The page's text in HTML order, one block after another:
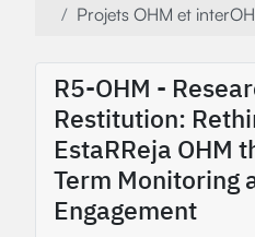
Projets OHM et
R5-OHM -
Restitution:
EstaRReja OHM
Term Monitoring
Engagement